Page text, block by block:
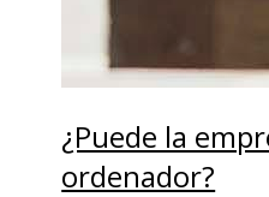
¿Puede la
ordenador?